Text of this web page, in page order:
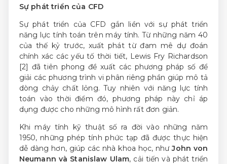
Sự phát triển của CFD
Sự phát triển của CFD gắn liền với sự phát triển
năng lực tính toán trên máy tính. Từ những năm 40
của thế kỷ trước, xuất phát từ đam mê dự đoán
chính xác các yếu tố thời tiết, Lewis Fry Richardson
[2] đã tiên phong đề xuất các phương pháp số để
giải các phương trình vi phân riêng phần giúp mô tả
dòng chảy chất lỏng. Tuy nhiên với năng lực tính
toán vào thời điểm đó, phương pháp này chỉ áp
dụng được cho những mô hình rất đơn giản.
Khi máy tính kỹ thuật số ra đời vào những năm
1950, những phép tính phức tạp đã được thực hiện
dễ dàng hơn, giúp các nhà khoa học, nhưJohn von
Neumann và Stanislaw Ulam, cải tiến và phát triển